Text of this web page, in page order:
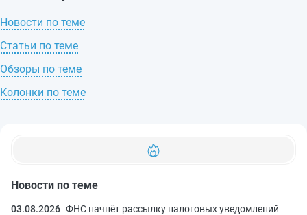
Новости по теме
03.08.2026 ФНС начнёт рассылку налоговых уведомлений
Новости по теме
Статьи по теме
Обзоры по теме
Колонки по теме